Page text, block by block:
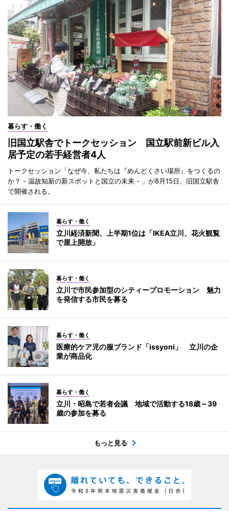
暮らす・働く
旧国立駅舎でトークセッション 国立駅前新ビル入
居予定の若手経営者4人
トークセッション「なぜ今、私たちは『めんどくさい場所』をつくるの
か？ - 温故知新の新スポットと国立の未来 - 」が8月15日、旧国立駅舎
で開催される。
暮らす・働く
立川経済新聞、上半期1位は「IKEA立川、花火観覧
で屋上開放」
暮らす・働く
立川で市民参加型のシティープロモーション 魅力
を発信する市民を募る
暮らす・働く
医療的ケア児の服ブランド「issyoni」 立川の企
業が商品化
暮らす・働く
立川・昭島で若者会議 地域で活動する18歳～39
歳の参加を募る
もっと見る